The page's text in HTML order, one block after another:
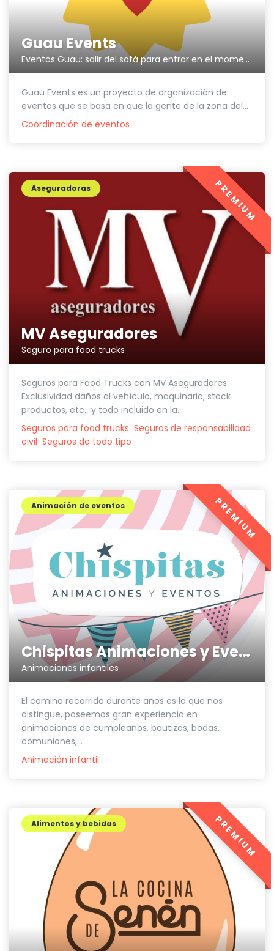
Guau Events
Eventos Guau: salir del sofá para entrar en el momento
Guau Events es un proyecto de organización de
eventos que se basa en que la gente de la zona del...
Coordinación de eventos
MV Aseguradores
Seguro para food trucks
Aseguradoras
Seguros para Food Trucks con MV Aseguradores:
Exclusividad daños al vehículo, maquinaria, stock
productos, etc. y todo incluido en la...
Seguros para food trucks Seguros de responsabilidad
civil Seguros de todo tipo
PREMIUM
Chispitas Animaciones y Eventos
Animaciones infantiles
Animación de eventos
El camino recorrido durante años es lo que nos
distingue, poseemos gran experiencia en
animaciones de cumpleaños, bautizos, bodas,
comuniones,...
Animación infantil
PREMIUM
Alimentos y bebidas PREMIUM